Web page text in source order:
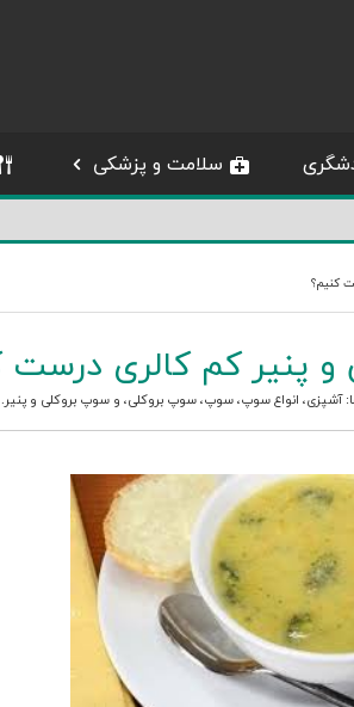
سلامت و پزشکی
کنیم؟
پنیر کم کالری درست
آشپزی، انواع سوپ،سوپ،سوپ بروکلی، وسوپ بروکلی و پنیر .